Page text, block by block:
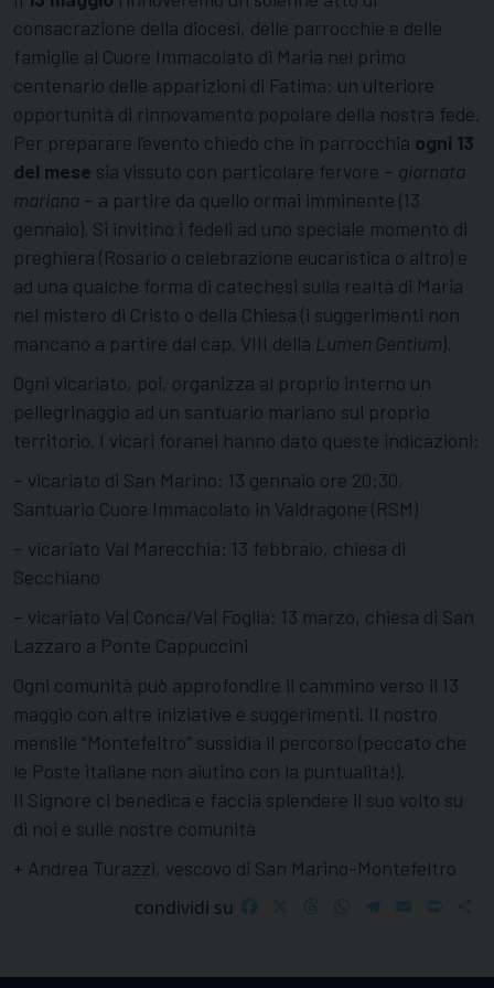
consacrazione della diocesi, delle parrocchie e delle
famiglie al Cuore Immacolato di Maria nel primo
centenario delle apparizioni di Fatima: un ulteriore
opportunità di rinnovamento popolare della nostra fede.
Per preparare l’evento chiedo che in parrocchia ogni 13
del mese sia vissuto con particolare fervore – giornata
mariana – a partire da quello ormai imminente (13
gennaio). Si invitino i fedeli ad uno speciale momento di
preghiera (Rosario o celebrazione eucaristica o altro) e
ad una qualche forma di catechesi sulla realtà di Maria
nel mistero di Cristo o della Chiesa (i suggerimenti non
mancano a partire dal cap. VIII della Lumen Gentium).
Ogni vicariato, poi, organizza al proprio interno un
pellegrinaggio ad un santuario mariano sul proprio
territorio. I vicari foranei hanno dato queste indicazioni:
– vicariato di San Marino: 13 gennaio ore 20:30,
Santuario Cuore Immacolato in Valdragone (RSM)
– vicariato Val Marecchia: 13 febbraio, chiesa di
Secchiano
– vicariato Val Conca/Val Foglia: 13 marzo, chiesa di San
Lazzaro a Ponte Cappuccini
Ogni comunità può approfondire il cammino verso il 13
maggio con altre iniziative e suggerimenti. Il nostro
mensile “Montefeltro” sussidia il percorso (peccato che
le Poste italiane non aiutino con la puntualità!).
Il Signore ci benedica e faccia splendere il suo volto su
di noi e sulle nostre comunità
+ Andrea Turazzi, vescovo di San Marino-Montefeltro
condividi su
FacebookThreadsWhatsApp
Telegram
EmailPrint